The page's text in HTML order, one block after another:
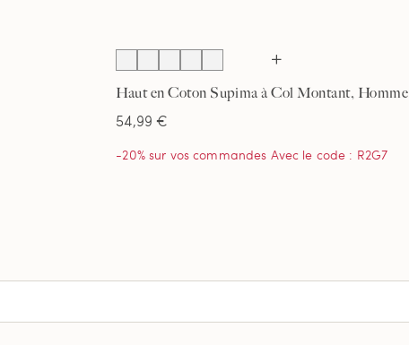
Haut en Coton Supima à Col Montant, Homme
54,99 €
-20% sur vos commandes Avec le code : R2G7